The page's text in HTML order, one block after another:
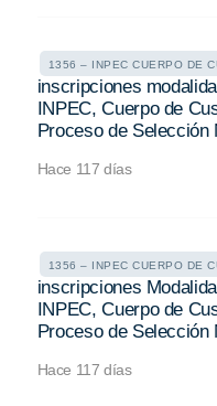
1356 – INPEC CUERPO DE
inscripciones
INPEC, Cuerpo de
Proceso de Selección
Hace 117 días
1356 – INPEC CUERPO DE
inscripciones
INPEC, Cuerpo de
Proceso de Selección
Hace 117 días